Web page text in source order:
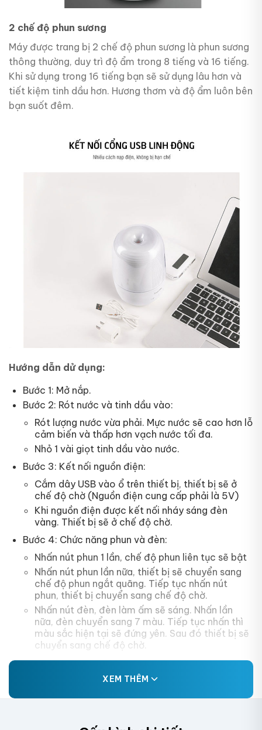
2 chế độ phun sương
Máy được trang bị 2 chế độ phun sương là phun sương
thông thường, duy trì độ ẩm trong 8 tiếng và 16 tiếng.
Khi sử dụng trong 16 tiếng bạn sẽ sử dụng lâu hơn và
tiết kiệm tinh dầu hơn. Hương thơm và độ ẩm luôn bên
bạn suốt đêm.
Hướng dẫn dử dụng:
Bước 1: Mở nắp.
Bước 2: Rót nước và tinh dầu vào:
Rót lượng nước vừa phải. Mực nước sẽ cao hơn lỗ
cảm biến và thấp hơn vạch nước tối đa.
Nhỏ 1 vài giọt tinh dầu vào nước.
Bước 3: Kết nối nguồn điện:
Cắm dây USB vào ổ trên thiết bị, thiết bị sẽ ở
chế độ chờ (Nguồn điện cung cấp phải là 5V)
Khi nguồn điện được kết nối nháy sáng đèn
vàng. Thiết bị sẽ ở chế độ chờ.
Bước 4: Chức năng phun và đèn:
Nhấn nút phun 1 lần, chế độ phun liên tục sẽ bật
Nhấn nút phun lần nữa, thiết bị sẽ chuyển sang
chế độ phun ngắt quãng. Tiếp tục nhấn nút
phun, thiết bị chuyển sang chế độ chờ.
Nhấn nút đèn, đèn làm ấm sẽ sáng. Nhấn lần
nữa, đèn chuyển sang 7 màu. Tiếp tục nhấn thì
màu sắc hiện tại sẽ đứng yên. Sau đó thiết bị sẽ
chuyển sang chế độ chờ.
XEM THÊM